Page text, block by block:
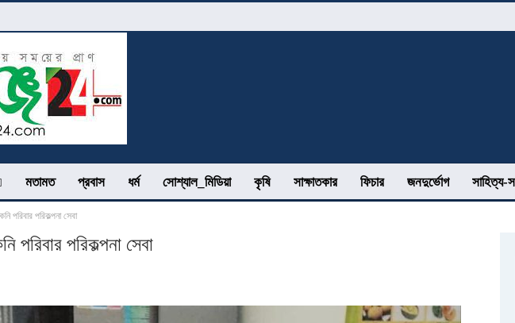
মতামত প্রবাস ধর্ম সোশ্যাল_মিডিয়া কৃষি সাক্ষাতকার ফিচার জনদুর্ভোগ সাহিত্য-
পরিবার পরিকল্পনা সেবা
পরিবার পরিকল্পনা সেবা